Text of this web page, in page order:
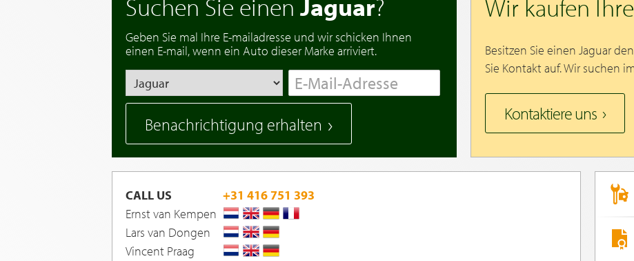
Geben Sie mal Ihre E-mailadresse und wir schicken Ihnen
einen E-mail, wenn ein Auto dieser Marke arriviert.
Benachrichtigung erhalten
Wir kaufen
Besitzen Sie einen Jaguar
Sie Kontakt auf. Wir suchen
Kontaktiere uns
CALL US
+31 416 751 393
Ernst van Kempen
Lars van Dongen
Vincent Praag